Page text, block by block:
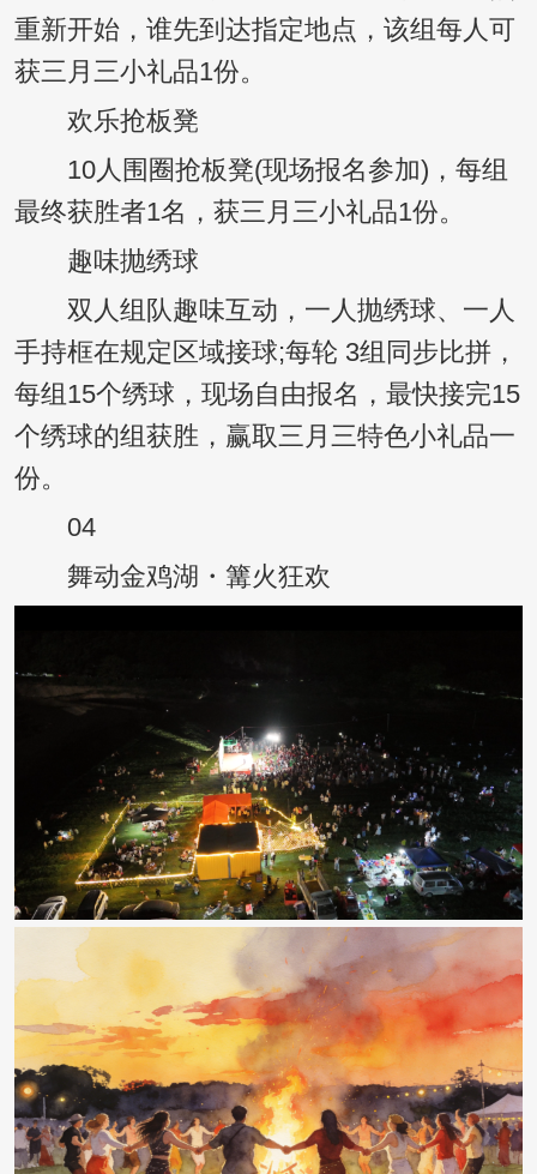
重新开始，谁先到达指定地点，该组每人可
获三月三小礼品1份。
欢乐抢板凳
10人围圈抢板凳(现场报名参加)，每组
最终获胜者1名，获三月三小礼品1份。
趣味抛绣球
双人组队趣味互动，一人抛绣球、一人
手持框在规定区域接球;每轮 3组同步比拼，
每组15个绣球，现场自由报名，最快接完15
个绣球的组获胜，赢取三月三特色小礼品一
份。
04
舞动金鸡湖・篝火狂欢